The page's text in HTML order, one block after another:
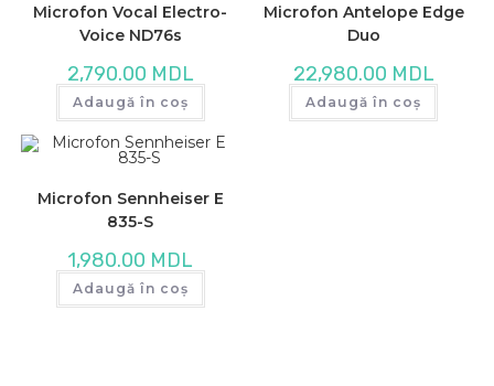
Microfon Vocal Electro-
Voice ND76s
2,790.00 MDL
Adaugă în coș
Microfon Antelope Edge
Duo
22,980.00 MDL
Adaugă în coș
Microfon Sennheiser E
835-S
1,980.00 MDL
Adaugă în coș